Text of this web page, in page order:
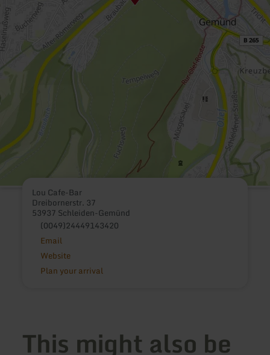
Lou Cafe-Bar
Dreibornerstr. 37
53937 Schleiden-Gemünd
(0049)24449143420
Email
Website
Plan your arrival
This might also be